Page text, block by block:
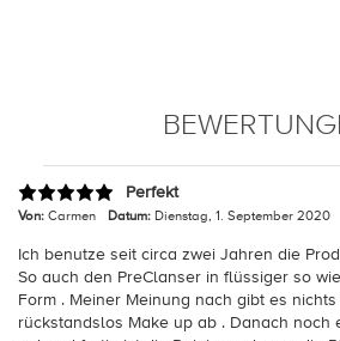
Perfekt
Von: Carmen Datum: Dienstag, 1. September 2020
Ich benutze seit circa zwei Jahren die
So auch den PreClanser in flüssiger so
Form . Meiner Meinung nach gibt es
rückstandslos Make up ab . Danach noch